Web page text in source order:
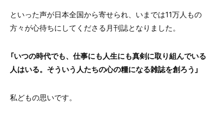
といった声が日本全国から寄せられ、いまでは11万人もの
方々が心待ちにしてくださる月刊誌となりました。
「いつの時代でも、仕事にも人生にも真剣に取り組んでいる
人はいる。そういう人たちの心の糧になる雑誌を創ろう」
私どもの思いです。